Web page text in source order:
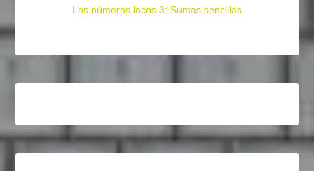
Los números locos 3: Sumas sencillas